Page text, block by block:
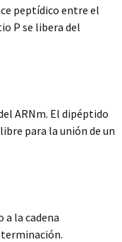
peptídico entre el
P se libera del
ARNm. El dipéptido
para la unión de un
a la cadena